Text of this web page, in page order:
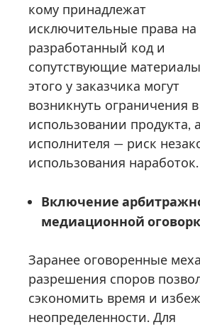
кому принадлежат
исключительные права на
разработанный код и
сопутствующие
этого у заказчика могут
возникнуть ограничения в
использовании продукта,
исполнителя — риск
использования наработок.
Включение
медиационной
Заранее оговоренные
разрешения споров
сэкономить время и
неопределенности. Для